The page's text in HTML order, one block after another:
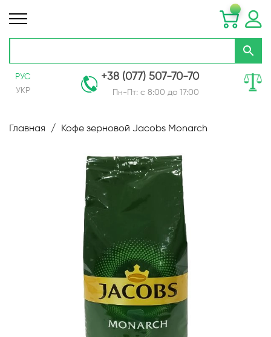
РУС
УКР
+38 (077) 507-70-70
Пн-Пт: с 8:00 до 17:00
Главная Кофе зерновой Jacobs Monarch